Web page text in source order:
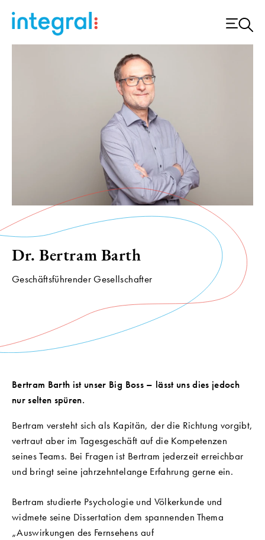
Dr. Bertram Barth
Geschäftsführender Gesellschafter
Bertram Barth ist unser Big Boss – lässt uns dies jedoch
nur selten spüren.
Bertram versteht sich als Kapitän, der die Richtung vorgibt,
vertraut aber im Tagesgeschäft auf die Kompetenzen
seines Teams. Bei Fragen ist Bertram jederzeit erreichbar
und bringt seine jahrzehntelange Erfahrung gerne ein.
Bertram studierte Psychologie und Völkerkunde und
widmete seine Dissertation dem spannenden Thema
„Auswirkungen des Fernsehens auf